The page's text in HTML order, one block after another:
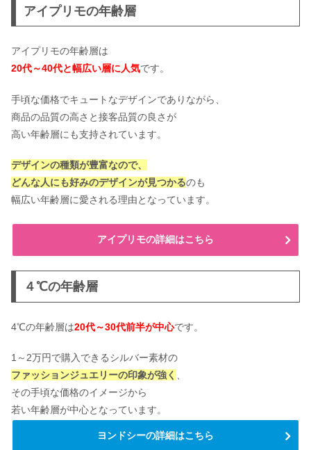
アイプリモの年齢層
アイプリモの年齢層は
20代～40代と幅広い層に人気です。
手頃な価格でキュートなデザインでありながら、
商品の品質の高さと接客品質の良さが
高い年齢層にも支持されています。
デザインの種類が豊富なので、
どんな人にも好みのデザインが見つかるのも
幅広い年齢層に愛される理由となっています。
アイプリモの詳細はこちら
４℃の年齢層
4℃の年齢層は20代～30代前半が中心です。
1～2万円で購入できるシルバー素材の
ファッションジュエリーの印象が強く 、
その手頃な価格のイメージから
若い年齢層が中心となっています。
ヨンドシーの詳細はこちら